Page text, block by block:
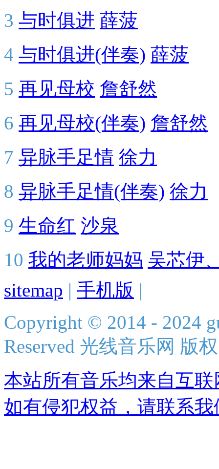
3 与时俱进 薛菠
4 与时俱进(伴奏) 薛菠
5 再见母校 詹舒然
6 再见母校(伴奏) 詹舒然
7 异脉手足情 徐力
8 异脉手足情(伴奏) 徐力
9 生命红 沙泉
10 我的老师妈妈 吴芯伊
sitemap | 手机版 |
Copyright © 2014 - 2024
Reserved 光线音乐网 版
本站所有音乐均来自互
如有侵犯权益，请联系